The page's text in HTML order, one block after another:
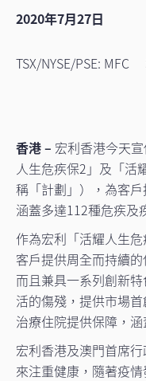
2020年7月27日
TSX/NYSE/PSE: MFC
香港 – 宏利香港今天
人生危疾保2」及「活
稱「計劃」），為客
涵蓋多達112種危疾及
作為宏利「活耀人生
客戶提供周全而持續
而且兼具一系列創新
活的傷殘，提供市場
治療住院提供保障，
宏利香港及澳門首席
來注重健康，隨著疫